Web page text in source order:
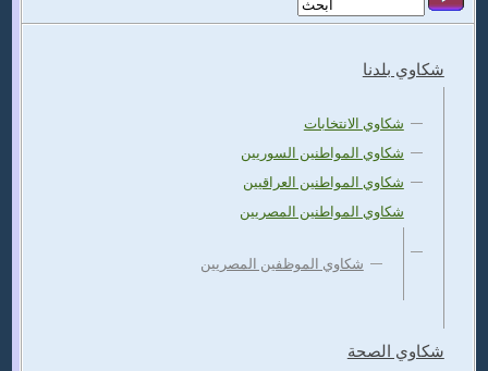
شكاوي بلدنا
شكاوي الانتخابات
شكاوي المواطنين السوريين
شكاوي المواطنين العراقيين
شكاوي المواطنين المصريين
شكاوي الموظفين المصريين
شكاوي الصحة